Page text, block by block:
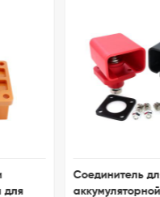
Соединитель